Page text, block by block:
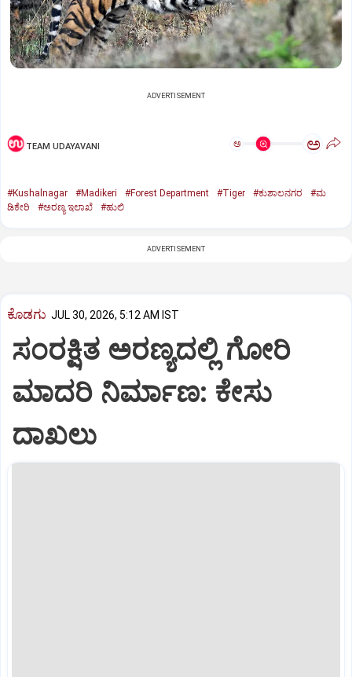
ADVERTISEMENT
TEAM UDAYAVANI ಅ ಅ
#Kushalnagar #Madikeri #Forest Department #Tiger #ಕುಶಾಲನಗರ
#ಮ
ಡಿಕೇರಿ
#ಅರಣ್ಯ ಇಲಾಖೆ #ಹುಲಿ
ADVERTISEMENT
ಕೊಡಗು JUL 30, 2026, 5:12 AM IST
ಸಂರಕ್ಷಿತ ಅರಣ್ಯದಲ್ಲಿ ಗೋರಿ
ಮಾದರಿ ನಿರ್ಮಾಣ: ಕೇಸು
ದಾಖಲು